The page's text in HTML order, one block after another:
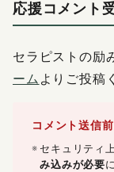
応援コメント
セラピストの励
ーム よりご投稿
コメント送信
セキュリティ
み込みが必要